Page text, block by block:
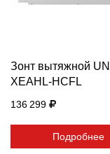
Зонт вытяжной
XEAHL-HCFL
136 299
Подробнее